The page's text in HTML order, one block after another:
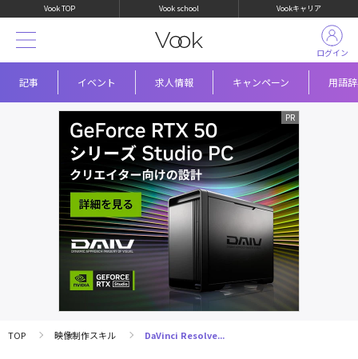
Vook TOP Vook school Vookキャリア
記事 イベント 求人情報 キャンペーン 用語
ログイン
TOP 映像制作スキル DaVinci Resolve...